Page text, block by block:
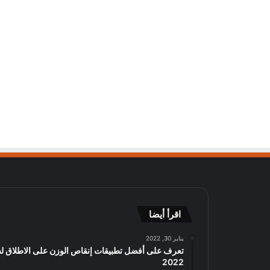
اقرأ أيضا
يناير 30, 2022
تعرف على أفضل تطبيقات إنقاص الوزن على الاطلاق
2022